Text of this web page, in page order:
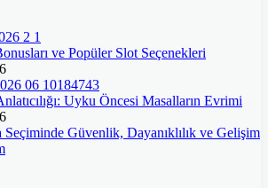
ve Popüler Slot Seçenekleri
Uyku Öncesi Masalların Evrimi
Güvenlik, Dayanıklılık ve Gelişim